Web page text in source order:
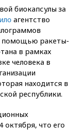
биокапсулы за
агентство
помощью ракеты-
в рамках
человека в
находится в
республики.
октября, что его